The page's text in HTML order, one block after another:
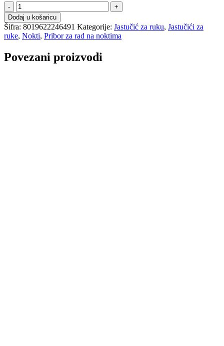
Jastučić
za
manikuru
-
bijeli
Dodaj u košaricu
Šifra: 8019622246491 Kategorije: Jastučić za ruku, Jastučići za
ruke, Nokti, Pribor za rad na noktima
Povezani proizvodi